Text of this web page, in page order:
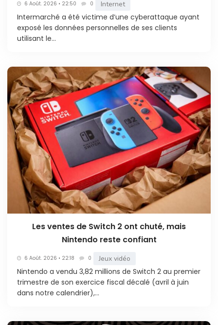
6 Août. 2026 • 22:50 0 Internet
Intermarché a été victime d’une cyberattaque ayant
exposé les données personnelles de ses clients
utilisant le...
Les ventes de Switch 2 ont chuté, mais
Nintendo reste confiant
6 Août. 2026 • 22:18 0 Jeux vidéo
Nintendo a vendu 3,82 millions de Switch 2 au premier
trimestre de son exercice fiscal décalé (avril à juin
dans notre calendrier),...